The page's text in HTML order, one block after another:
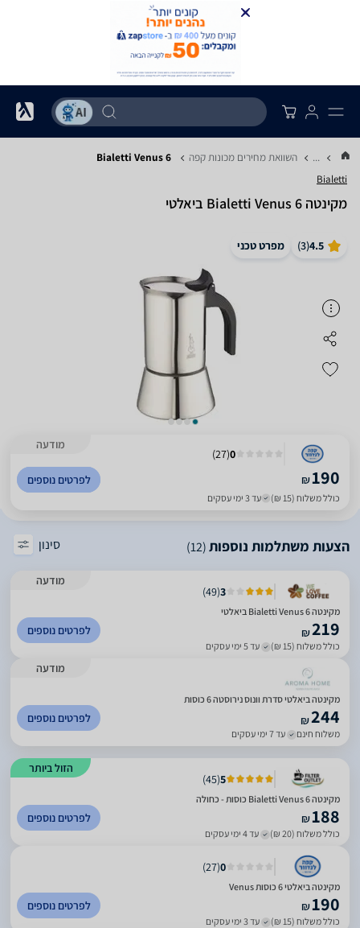
... השוואת מחירים מכונות קפה Bialetti Venus 6
Bialetti
‏מקינטה Bialetti Venus 6 ביאלטי
4.5
(
3
) מפרט טכני
מודעה
0
(
27
)
₪190
כולל משלוח (15 ₪) עד 3 ימי עסקים
לפרטים נוספים
הצעות משתלמות נוספות(12) סינון
מודעה
3
(
49
)
מקינטה Bialetti Venus 6 ביאלטי
219
₪
כולל משלוח (15 ₪) עד 5 ימי עסקים
לפרטים נוספים
מודעה
מקינטה ביאלטי סדרת וונוס נירוסטה 6 כוסות
244
₪
משלוח חינם עד 7 ימי עסקים
לפרטים נוספים
הזול ביותר
5
(
45
)
מקינטה Bialetti Venus 6 כוסות - כחולה
₪188
כולל משלוח (20 ₪) עד 4 ימי עסקים
לפרטים נוספים
0
(
27
)
מקינטה ביאלטי 6 כוסות Venus
₪190
כולל משלוח (15 ₪) עד 3 ימי עסקים
לפרטים נוספים